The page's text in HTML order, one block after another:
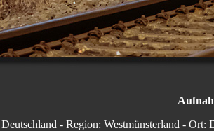
- Region: Westmünsterland -